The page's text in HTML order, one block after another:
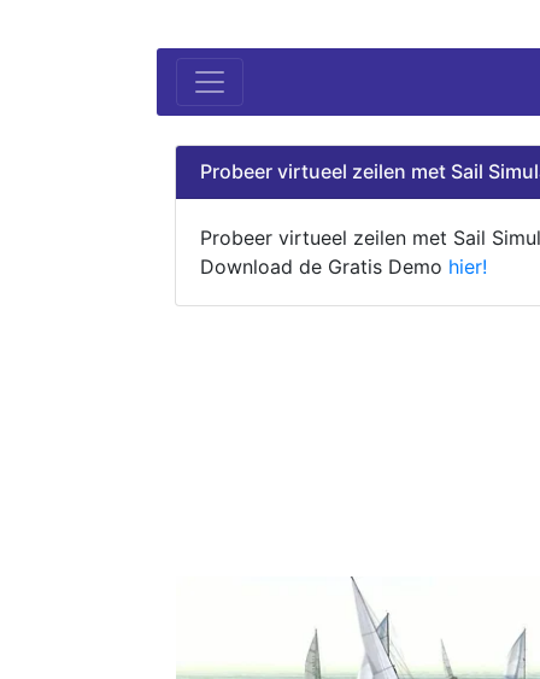
Probeer virtueel zeilen met Sail
Probeer virtueel zeilen met Sail
Download de Gratis Demo hier!